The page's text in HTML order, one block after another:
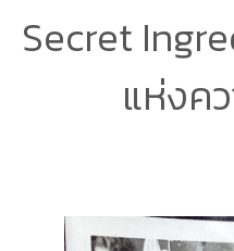
Secret
แห่งค